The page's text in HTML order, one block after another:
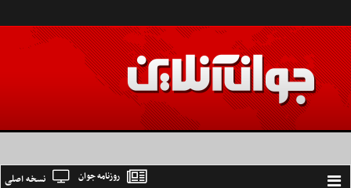
نسخه اصلی روزنامه جوان